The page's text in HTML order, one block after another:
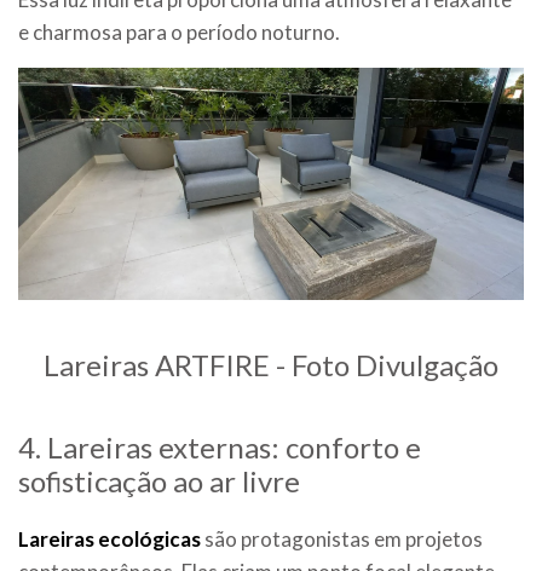
e charmosa para o período noturno.
Lareiras ARTFIRE - Foto Divulgação
4. Lareiras externas: conforto e
sofisticação ao ar livre
Lareiras ecológicassão protagonistas em projetos